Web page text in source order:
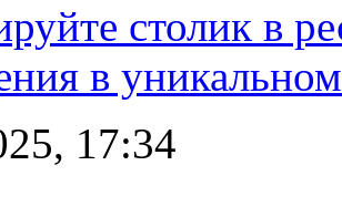
столик в
в
17:34